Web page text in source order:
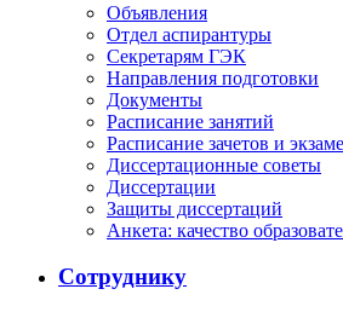
Объявления
Отдел аспирантуры
Секретарям ГЭК
Направления подготовки
Документы
Расписание занятий
Расписание зачетов и
Диссертационные советы
Диссертации
Защиты диссертаций
Анкета: качество
Сотруднику